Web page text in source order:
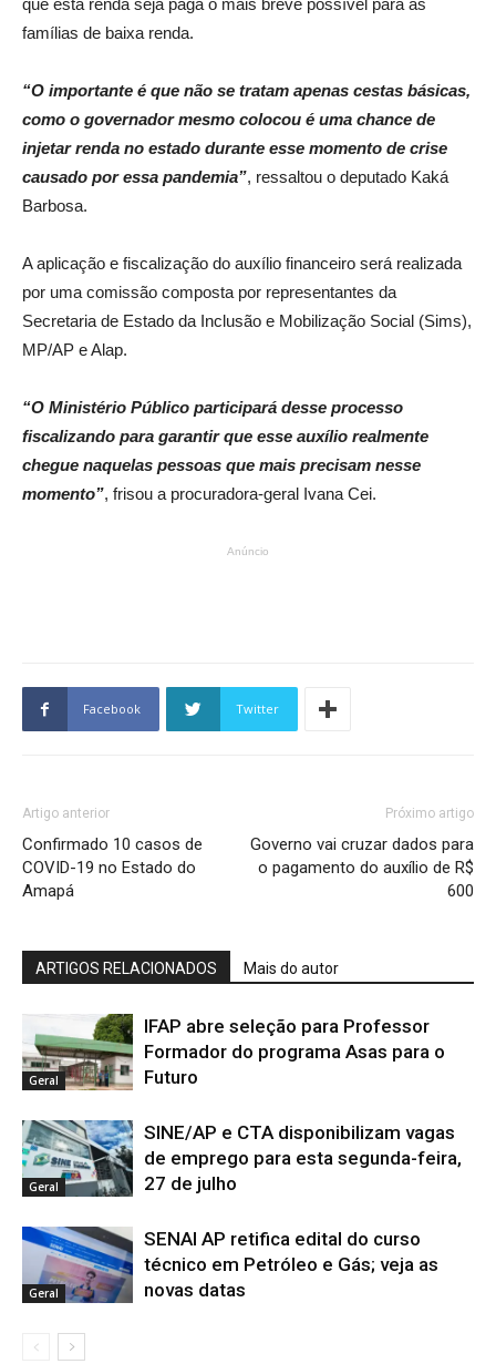
que esta renda seja paga o mais breve possível para as
famílias de baixa renda.
“O importante é que não se tratam apenas cestas básicas,
como o governador mesmo colocou é uma chance de
injetar renda no estado durante esse momento de crise
causado por essa pandemia”, ressaltou o deputado Kaká
Barbosa.
A aplicação e fiscalização do auxílio financeiro será realizada
por uma comissão composta por representantes da
Secretaria de Estado da Inclusão e Mobilização Social (Sims),
MP/AP e Alap.
“O Ministério Público participará desse processo
fiscalizando para garantir que esse auxílio realmente
chegue naquelas pessoas que mais precisam nesse
momento”, frisou a procuradora-geral Ivana Cei.
Anúncio
Facebook Twitter
Artigo anterior
Confirmado 10 casos de
COVID-19 no Estado do
Amapá
Próximo artigo
Governo vai cruzar dados para
o pagamento do auxílio de R$
600
ARTIGOS RELACIONADOS Mais do autor
Geral
IFAP abre seleção para Professor
Formador do programa Asas para o
Futuro
Geral
SINE/AP e CTA disponibilizam vagas
de emprego para esta segunda-feira,
27 de julho
Geral
SENAI AP retifica edital do curso
técnico em Petróleo e Gás; veja as
novas datas